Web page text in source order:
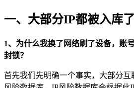
一、大部分IP都被入库了
1、为什么我换了网络刷了设备，账
封锁？
首先我们先明确一个事实，大部分